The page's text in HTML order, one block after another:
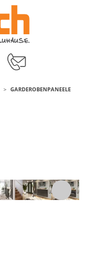
GARDEROBENPANEELE